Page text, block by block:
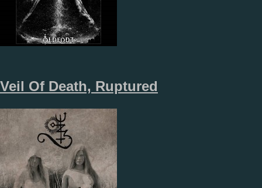
Veil Of Death, Ruptured